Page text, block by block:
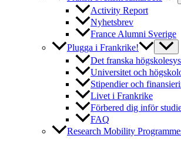
Activity Report
Nyhetsbrev
France Alumni Sverige
Plugga i Frankrike!
Det franska
Universitet och
Stipendier och
Livet i Frankrike
Förbered dig inför
FAQ
Research Mobility